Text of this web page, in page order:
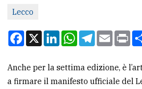
Per
tua
CERCA
Lecco
Facebook
X LinkedInWhatsApp
Telegram
Email
Anche per la settima edizione, è
a firmare il manifesto ufficiale del